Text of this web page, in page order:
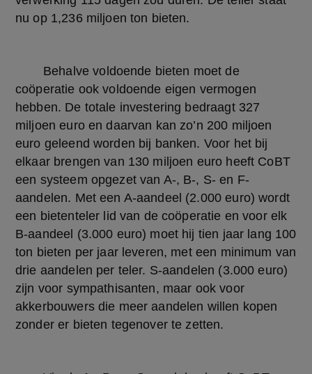
nu op 1,236 miljoen ton bieten.
coöperatie ook voldoende eigen vermogen
hebben. De totale investering bedraagt 327
miljoen euro en daarvan kan zo’n 200 miljoen
euro geleend worden bij banken. Voor het bij
elkaar brengen van 130 miljoen euro heeft CoBT
een systeem opgezet van A-, B-, S- en F-
aandelen. Met een A-aandeel (2.000 euro) wordt
een bietenteler lid van de coöperatie en voor elk
B-aandeel (3.000 euro) moet hij tien jaar lang 100
ton bieten per jaar leveren, met een minimum van
drie aandelen per teler. S-aandelen (3.000 euro)
zijn voor sympathisanten, maar ook voor
akkerbouwers die meer aandelen willen kopen
zonder er bieten tegenover te zetten.